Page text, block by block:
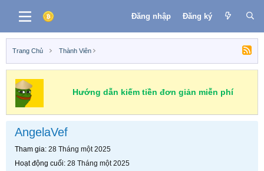
Đăng nhập Đăng ký
Trang Chủ Thành Viên
Hướng dẫn kiếm tiền đơn giản miễn phí
AngelaVef
Tham gia 28 Tháng một 2025
Hoạt động cuối 28 Tháng một 2025